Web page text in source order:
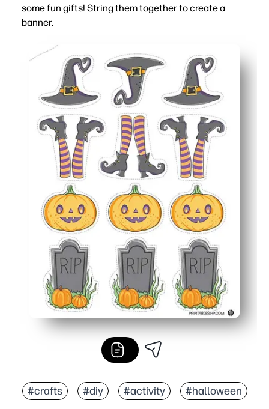
some fun gifts! String them together to create a
banner.
#crafts #diy #activity #halloween